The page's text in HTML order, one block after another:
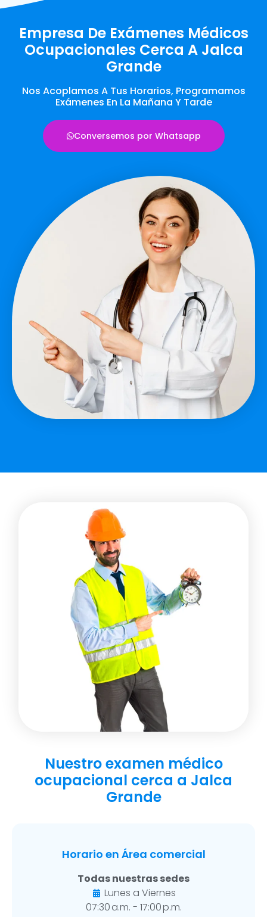
Empresa De Exámenes Médicos
Ocupacionales Cerca A Jalca
Grande
Nos Acoplamos A Tus Horarios, Programamos
Exámenes En La Mañana Y Tarde
Conversemos por Whatsapp
Nuestro examen médico
ocupacional cerca a Jalca
Grande
Horario en Área comercial
Todas nuestras sedes
Lunes a Viernes
07:30 a.m. - 17:00 p.m.